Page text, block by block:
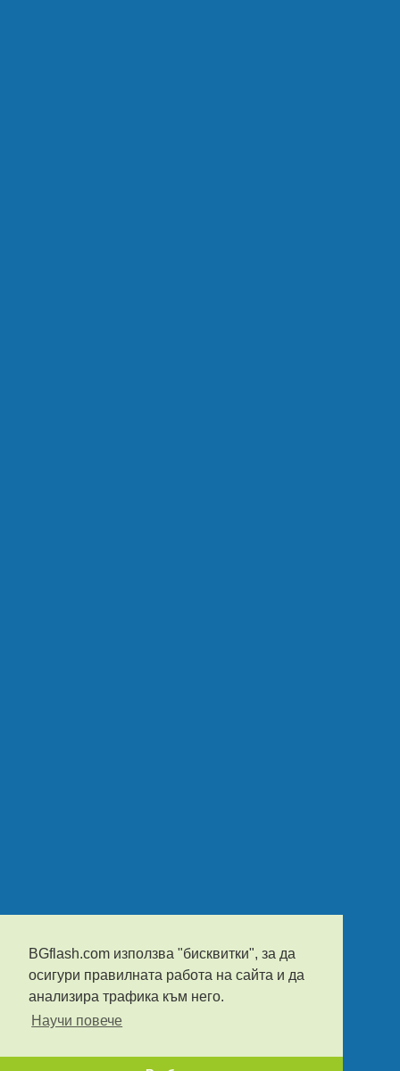
BGflash.com използва "бисквитки", за да
осигури правилната работа на сайта и да
анализира трафика към него.
Научи повече